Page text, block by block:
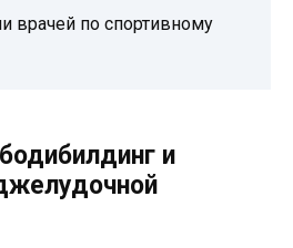
врачей по спортивному
и